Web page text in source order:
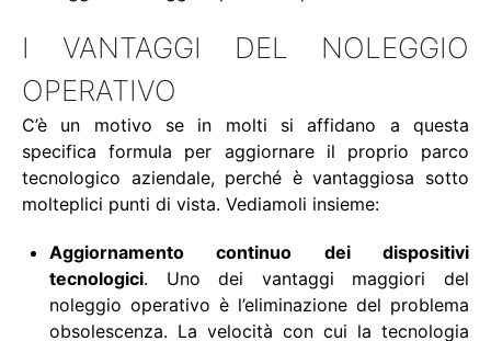
I VANTAGGI DEL NOLEGGIO
OPERATIVO
C’è un motivo se in molti si affidano a questa
specifica formula per aggiornare il proprio parco
tecnologico aziendale, perché è vantaggiosa sotto
molteplici punti di vista. Vediamoli insieme:
Aggiornamento continuo dei dispositivi
tecnologici. Uno dei vantaggi maggiori del
noleggio operativo è l’eliminazione del problema
obsolescenza. La velocità con cui la tecnologia